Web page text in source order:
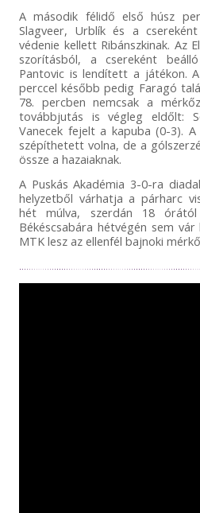
A második félidő első húsz
Slagveer, Urblík és a
védenie kellett Ribánszkinak. Az
szorításból, a csereként
Pantovic is lendített a játékon.
perccel később pedig Faragó
78. percben nemcsak a
továbbjutás is végleg eldőlt:
Vanecek fejelt a kapuba (0-3).
szépíthetett volna, de a
össze a hazaiaknak.
A Puskás Akadémia 3-0-ra
helyzetből várhatja a párharc
hét múlva, szerdán 18 órától
Békéscsabára hétvégén sem
MTK lesz az ellenfél bajnoki